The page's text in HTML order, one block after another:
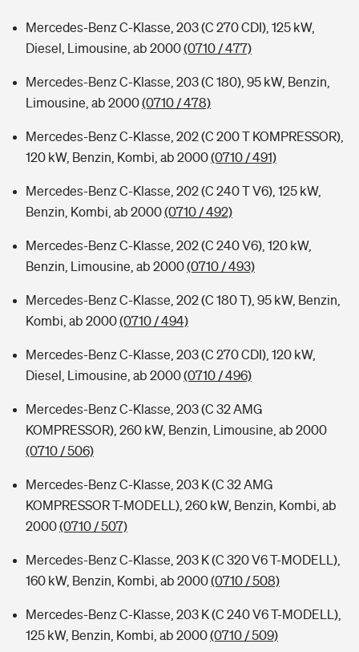
Mercedes-Benz C-Klasse, 203 (C 270 CDI), 125 kW,
Diesel, Limousine, ab 2000(0710 / 477)
Mercedes-Benz C-Klasse, 203 (C 180), 95 kW, Benzin,
Limousine, ab 2000(0710 / 478)
Mercedes-Benz C-Klasse, 202 (C 200 T KOMPRESSOR),
120 kW, Benzin, Kombi, ab 2000(0710 / 491)
Mercedes-Benz C-Klasse, 202 (C 240 T V6), 125 kW,
Benzin, Kombi, ab 2000(0710 / 492)
Mercedes-Benz C-Klasse, 202 (C 240 V6), 120 kW,
Benzin, Limousine, ab 2000(0710 / 493)
Mercedes-Benz C-Klasse, 202 (C 180 T), 95 kW, Benzin,
Kombi, ab 2000(0710 / 494)
Mercedes-Benz C-Klasse, 203 (C 270 CDI), 120 kW,
Diesel, Limousine, ab 2000(0710 / 496)
Mercedes-Benz C-Klasse, 203 (C 32 AMG
KOMPRESSOR), 260 kW, Benzin, Limousine, ab 2000
(0710 / 506)
Mercedes-Benz C-Klasse, 203 K (C 32 AMG
KOMPRESSOR T-MODELL), 260 kW, Benzin, Kombi, ab
2000(0710 / 507)
Mercedes-Benz C-Klasse, 203 K (C 320 V6 T-MODELL),
160 kW, Benzin, Kombi, ab 2000(0710 / 508)
Mercedes-Benz C-Klasse, 203 K (C 240 V6 T-MODELL),
125 kW, Benzin, Kombi, ab 2000(0710 / 509)